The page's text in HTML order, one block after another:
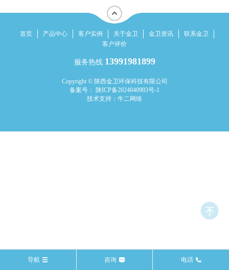
首页 产品中心 客户实例 关于金卫 金卫资讯
联系金卫
客户评价
服务热线 13991981899
Copyright © 陕西金卫环保科技有限公司
备案号： 陕ICP备2024040903号-1
技术支持：牛二网络
导航 咨询 电话